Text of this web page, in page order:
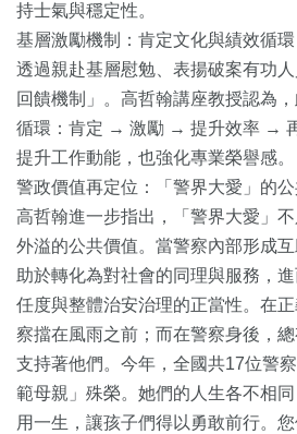
持士氣與穩定性。
基層激勵機制：肯定文化與績效循環
透過親赴基層慰勉、表揚破案有功
回饋機制」。高哲翰講座教授認為
循環：肯定 → 激勵 → 提升效率 →
提升工作動能，也強化專業榮譽感。
警政價值再定位：「警界大愛」的
高哲翰進一步指出，「警界大愛」
外溢的公共價值。當警察內部形成
助於轉化為對社會的同理與服務，
任度與整體治安治理的正當性。在
察擋在風雨之前；而在警察身後，
支持著他們。今年，全國共17位警
範母親」殊榮。她們的人生各不相
用一生，讓孩子們得以勇敢前行。